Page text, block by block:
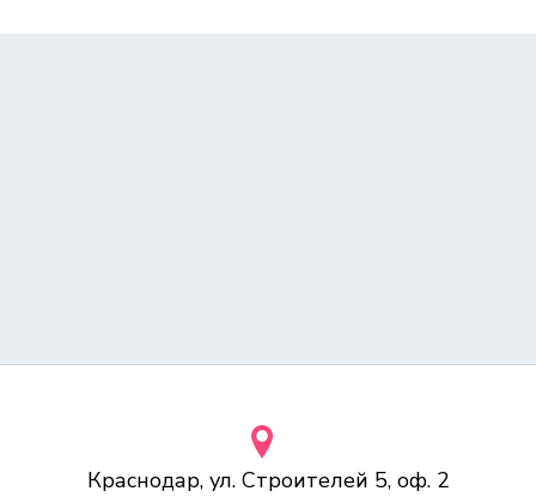
Краснодар, ул. Строителей 5, оф. 2